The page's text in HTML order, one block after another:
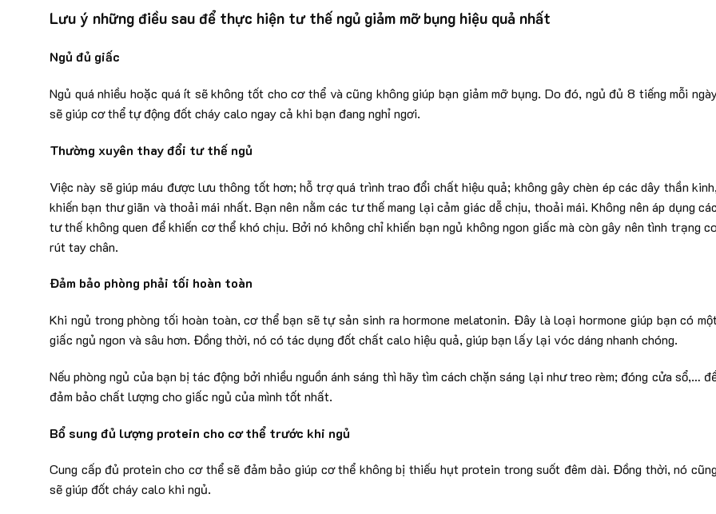
Lưu ý những điều sau để thực hiện tư thế ngủ giảm mỡ bụng hiệu quả nhất
Ngủ đủ giấc
Ngủ quá nhiều hoặc quá ít sẽ không tốt cho cơ thể và cũng không giúp bạn giảm mỡ bụng. Do đó, ngủ đủ 8 tiếng mỗi
sẽ giúp cơ thể tự động đốt cháy calo ngay cả khi bạn đang nghỉ ngơi.
Thường xuyên thay đổi tư thế ngủ
Việc này sẽ giúp máu được lưu thông tốt hơn; hỗ trợ quá trình trao đổi chất hiệu quả; không gây chèn ép các dây thần kinh,
khiến bạn thư giãn và thoải mái nhất. Bạn nên nằm các tư thế mang lại cảm giác dễ chịu, thoải mái. Không nên áp dụng các
tư thế không quen để khiến cơ thể khó chịu. Bởi nó không chỉ khiến bạn ngủ không ngon giấc mà còn gây nên tình trạng co
rút tay chân.
Đảm bảo phòng phải tối hoàn toàn
Khi ngủ trong phòng tối hoàn toàn, cơ thể bạn sẽ tự sản sinh ra hormone melatonin. Đây là loại hormone giúp bạn có
giấc ngủ ngon và sâu hơn. Đồng thời, nó có tác dụng đốt chất calo hiệu quả, giúp bạn lấy lại vóc dáng nhanh chóng.
Nếu phòng ngủ của bạn bị tác động bởi nhiều nguồn ánh sáng thì hãy tìm cách chặn sáng lại như treo rèm; đóng cửa sổ,…
đảm bảo chất lượng cho giấc ngủ của mình tốt nhất.
Bổ sung đủ lượng protein cho cơ thể trước khi ngủ
Cung cấp đủ protein cho cơ thể sẽ đảm bảo giúp cơ thể không bị thiếu hụt protein trong suốt đêm dài. Đồng thời, nó cũng
sẽ giúp đốt cháy calo khi ngủ.